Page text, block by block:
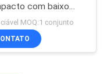
de
27
com baixo
de combustível
MOQ:1 conjunto